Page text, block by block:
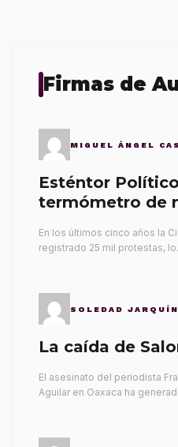
Firmas de
MIGUEL ÁNGEL
Esténtor
termómetro de
En los últimos cinco años la
registrado 25 mil protestas,
SOLEDAD
La caída de
El asesinato del periodista
Aguilar en Oaxaca ha